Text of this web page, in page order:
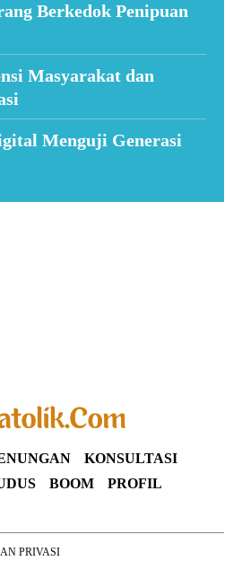
Berkedok Penipuan
Masyarakat dan
Menguji Generasi
KONSULTASI
BOOM
PROFIL
PRIVASI